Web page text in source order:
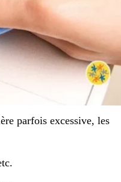
parfois excessive, les